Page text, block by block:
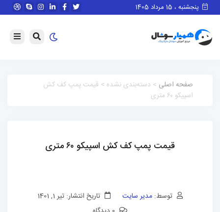
پنجشنبه ، 15 مرداد 1405
صفحه اصلی > دسته‌بندی نشده > قیمت پمپ کف کش
اسپیکو ۶۰ متری
قیمت پمپ کف کش اسپیکو ۶۰ متری
توسط: مدیر سایت
تاریخ انتشار: تیر 1, 1401